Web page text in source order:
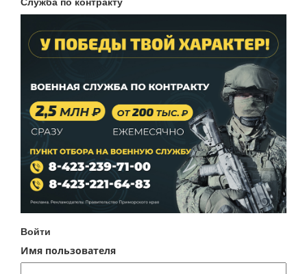
Войти
Имя пользователя